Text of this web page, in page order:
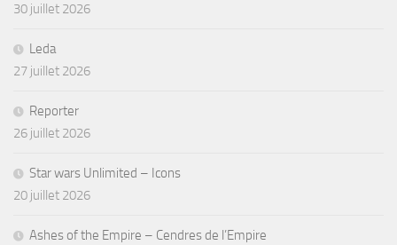
30 juillet 2026
Leda
27 juillet 2026
Reporter
26 juillet 2026
Star wars Unlimited – Icons
20 juillet 2026
Ashes of the Empire – Cendres de l’Empire